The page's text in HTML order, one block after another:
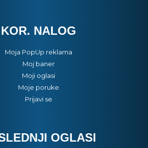
KOR. NALOG
Moja PopUp reklama
Moj baner
Moji oglasi
Moje poruke
Prijavi se
OGLASI